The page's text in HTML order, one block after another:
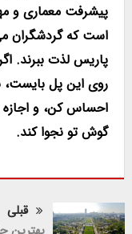
پیشرفت معماری و
است که گردشگران
پاریس لذت ببرند.
روی این پل بایست،
احساس کن، و اجازه
گوش تو نجوا کند.
قبلی